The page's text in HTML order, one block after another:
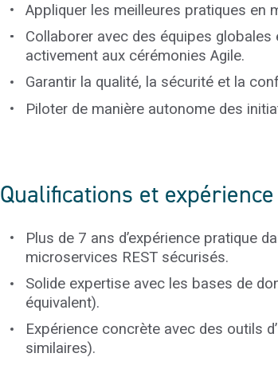
Appliquer les meilleures pratiques en
Collaborer avec des équipes
activement aux cérémonies Agile.
Garantir la qualité, la sécurité et la
Piloter de manière autonome des
Qualifications et expérience
Plus de 7 ans d’expérience pratique
microservices REST sécurisés.
Solide expertise avec les bases de
équivalent).
Expérience concrète avec des outils
similaires).